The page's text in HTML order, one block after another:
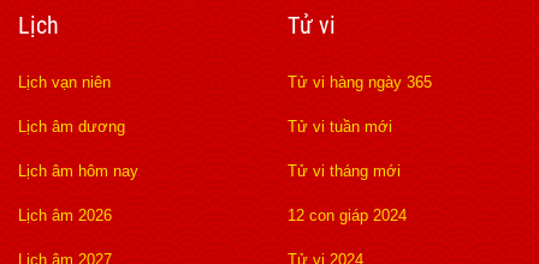
Lịch
Lịch vạn niên
Lịch âm dương
Lịch âm hôm nay
Lịch âm 2026
Lịch âm 2027
Tử vi
Tử vi hàng ngày 365
Tử vi tuần mới
Tử vi tháng mới
12 con giáp 2024
Tử vi 2024